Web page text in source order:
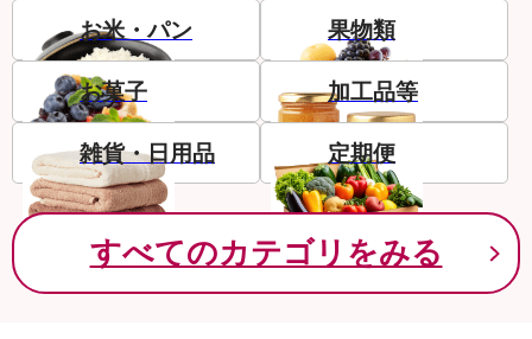
お米・パン 果物類
お菓子 加工品等
雑貨・日用品 定期便
すべてのカテゴリをみる